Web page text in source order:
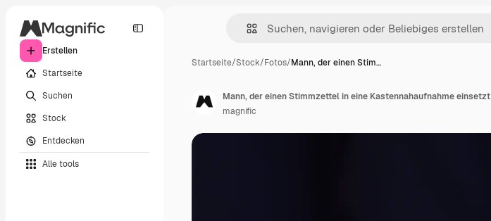
Erstellen
Startseite
Suchen
Stock
Entdecken
Alle tools
Startseite/Stock/Fotos/Mann, der einen Stim…
Mann, der einen Stimmzettel in eine Kastennahaufnahme einsetzt
magnific